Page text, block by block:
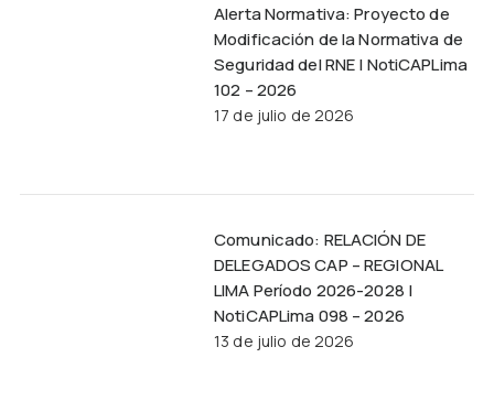
Alerta Normativa: Proyecto de
Modificación de la Normativa de
Seguridad del RNE | NotiCAPLima
102 – 2026
17 de julio de 2026
Comunicado: RELACIÓN DE
DELEGADOS CAP – REGIONAL
LIMA Período 2026-2028 |
NotiCAPLima 098 – 2026
13 de julio de 2026